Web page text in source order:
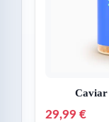
Caviar
29,99 €